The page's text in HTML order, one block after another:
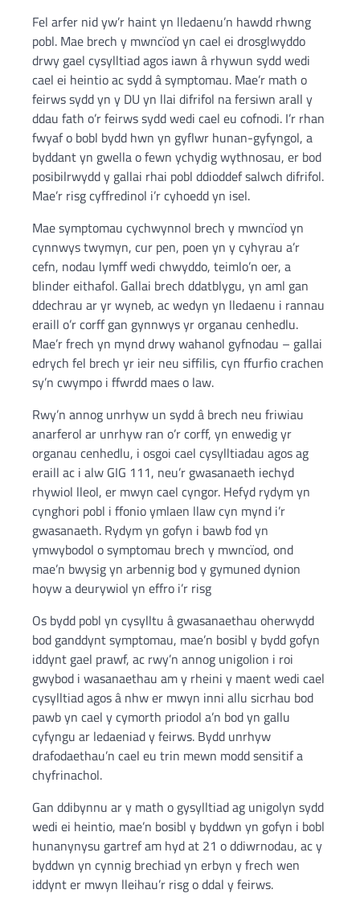
Fel arfer nid yw’r haint yn lledaenu’n hawdd rhwng
pobl. Mae brech y mwncïod yn cael ei drosglwyddo
drwy gael cysylltiad agos iawn â rhywun sydd wedi
cael ei heintio ac sydd â symptomau. Mae’r math o
feirws sydd yn y DU yn llai difrifol na fersiwn arall y
ddau fath o’r feirws sydd wedi cael eu cofnodi. I’r rhan
fwyaf o bobl bydd hwn yn gyflwr hunan-gyfyngol, a
byddant yn gwella o fewn ychydig wythnosau, er bod
posibilrwydd y gallai rhai pobl ddioddef salwch difrifol.
Mae’r risg cyffredinol i’r cyhoedd yn isel.
Mae symptomau cychwynnol brech y mwncïod yn
cynnwys twymyn, cur pen, poen yn y cyhyrau a’r
cefn, nodau lymff wedi chwyddo, teimlo’n oer, a
blinder eithafol. Gallai brech ddatblygu, yn aml gan
ddechrau ar yr wyneb, ac wedyn yn lledaenu i rannau
eraill o’r corff gan gynnwys yr organau cenhedlu.
Mae’r frech yn mynd drwy wahanol gyfnodau – gallai
edrych fel brech yr ieir neu siffilis, cyn ffurfio crachen
sy’n cwympo i ffwrdd maes o law.
Rwy’n annog unrhyw un sydd â brech neu friwiau
anarferol ar unrhyw ran o’r corff, yn enwedig yr
organau cenhedlu, i osgoi cael cysylltiadau agos ag
eraill ac i alw GIG 111, neu’r gwasanaeth iechyd
rhywiol lleol, er mwyn cael cyngor. Hefyd rydym yn
cynghori pobl i ffonio ymlaen llaw cyn mynd i’r
gwasanaeth. Rydym yn gofyn i bawb fod yn
ymwybodol o symptomau brech y mwncïod, ond
mae’n bwysig yn arbennig bod y gymuned dynion
hoyw a deurywiol yn effro i’r risg
Os bydd pobl yn cysylltu â gwasanaethau oherwydd
bod ganddynt symptomau, mae’n bosibl y bydd gofyn
iddynt gael prawf, ac rwy’n annog unigolion i roi
gwybod i wasanaethau am y rheini y maent wedi cael
cysylltiad agos â nhw er mwyn inni allu sicrhau bod
pawb yn cael y cymorth priodol a’n bod yn gallu
cyfyngu ar ledaeniad y feirws. Bydd unrhyw
drafodaethau’n cael eu trin mewn modd sensitif a
chyfrinachol.
Gan ddibynnu ar y math o gysylltiad ag unigolyn sydd
wedi ei heintio, mae’n bosibl y byddwn yn gofyn i bobl
hunanynysu gartref am hyd at 21 o ddiwrnodau, ac y
byddwn yn cynnig brechiad yn erbyn y frech wen
iddynt er mwyn lleihau’r risg o ddal y feirws.